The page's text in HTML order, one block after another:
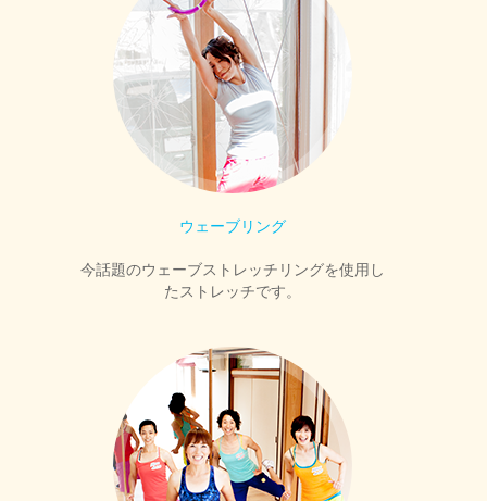
ウェーブリング
今話題のウェーブストレッチリングを使用し
たストレッチです。